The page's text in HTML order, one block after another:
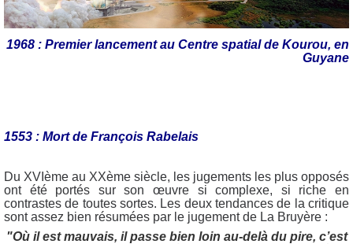
1968 : Premier lancement au Centre spatial de Kourou, en
Guyane
1553 : Mort de François Rabelais
Du XVIème au XXème siècle, les jugements les plus opposés
ont été portés sur son œuvre si complexe, si riche en
contrastes de toutes sortes. Les deux tendances de la critique
sont assez bien résumées par le jugement de La Bruyère :
"Où il est mauvais, il passe bien loin au-delà du pire, c’est